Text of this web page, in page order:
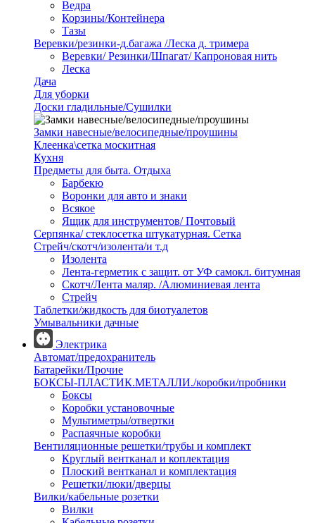
Ведра
Корзины/Контейнера
Тазы
Веревки/резинки-д.багажа /Леска д. тримера
Веревки/ Резинки/Шпагат/ Капроновая нить
Леска
Дача
Для уборки
Доски гладильные/Сушилки
Замки навесные/велосипедные/проушины
Клеенка\сетка москитная
Кухня
Предметы для быта. Отдыха
Барбекю
Воронки для авто и знаки
Всякое
Ящик для инструментов/ Почтовый
Серпянка/ стеклосетка штукатурная. Сетка
Стрейч/скотч/изолента/и т.д
Изолента
Лента-герметик с защит. от УФ самокл. битумная
Скотч/Лента маляр. /Алюминиевая лента
Стрейч
Таблетки/жидкость для биотуалетов
Умывальники дачные
Электрика
Автомат/предохранитель
Батарейки/Прочие
БОКСЫ-ПЛАСТИК.МЕТАЛЛИ./коробки/пробники
Боксы
Коробки установочные
Мультиметры/отвертки
Распаячные коробки
Вентиляционные решетки/трубы и комплект
Круглый вентканал и коплектация
Плоский вентканал и комплектация
Решетки/люки/дверцы
Вилки/кабельные розетки
Вилки